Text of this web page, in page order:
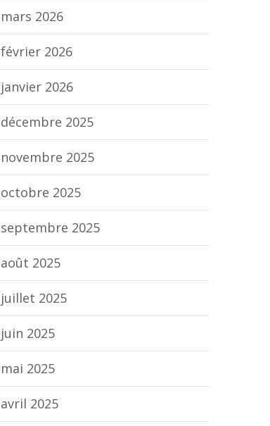
mars 2026
février 2026
janvier 2026
décembre 2025
novembre 2025
octobre 2025
septembre 2025
août 2025
juillet 2025
juin 2025
mai 2025
avril 2025